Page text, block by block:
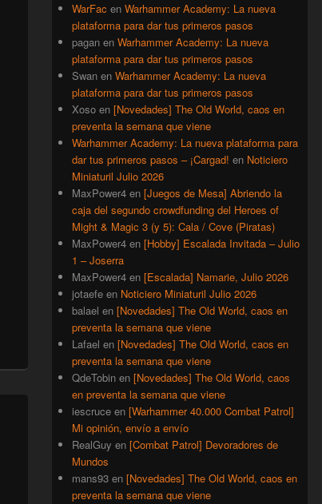
WarFac en Warhammer Academy: La nueva
plataforma para dar tus primeros pasos
pagan en Warhammer Academy: La nueva
plataforma para dar tus primeros pasos
Swan en Warhammer Academy: La nueva
plataforma para dar tus primeros pasos
Xoso en [Novedades] The Old World, caos en
preventa la semana que viene
Warhammer Academy: La nueva plataforma para
dar tus primeros pasos – ¡Cargad! en Noticiero
Miniaturil Julio 2026
MaxPower4 en [Juegos de Mesa] Abriendo la
caja del segundo crowdfunding del Heroes of
Might & Magic 3 (y 5): Cala / Cove (Piratas)
MaxPower4 en [Hobby] Escalada Invitada – Julio
1 – Joserra
MaxPower4 en [Escalada] Namarie, Julio 2026
jotaefe en Noticiero Miniaturil Julio 2026
balael en [Novedades] The Old World, caos en
preventa la semana que viene
Lafael en [Novedades] The Old World, caos en
preventa la semana que viene
QdeTobin en [Novedades] The Old World, caos
en preventa la semana que viene
iescruce en [Warhammer 40.000 Combat Patrol]
Mi opinión, envío a envío
RealGuy en [Combat Patrol] Devoradores de
Mundos
mans93 en [Novedades] The Old World, caos en
preventa la semana que viene